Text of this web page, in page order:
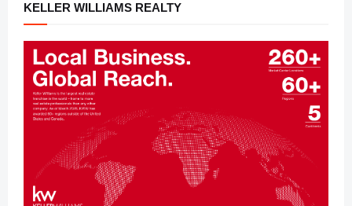
KELLER WILLIAMS REALTY